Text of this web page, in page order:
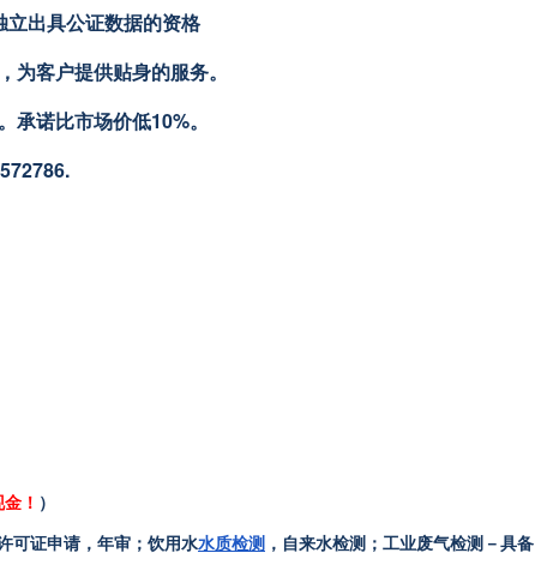
出具公证数据的资格
客户提供贴身的服务。
诺比市场价低10%。
！ ）
可证申请，年审；饮用水水质检测 ，自来水检测；工业废气检测－具备